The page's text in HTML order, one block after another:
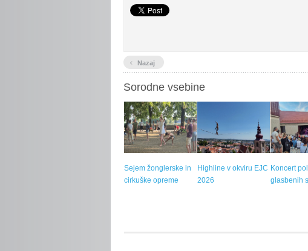
‹ Nazaj
Sorodne vsebine
Sejem žonglerske in
cirkuške opreme
Highline v okviru EJC
2026
Koncert
glasbenih